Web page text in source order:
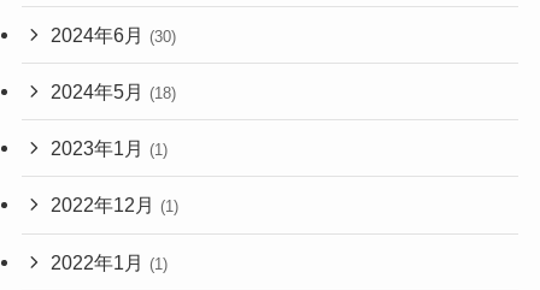
2024年6月 (30)
2024年5月 (18)
2023年1月 (1)
2022年12月 (1)
2022年1月 (1)